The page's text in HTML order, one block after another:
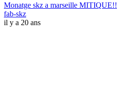
Monatge skz a marseille MITIQUE!!
fab-skz
il y a 20 ans